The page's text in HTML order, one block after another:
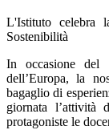
L'Istituto celebra
Sostenibilità
In occasione
dell’Europa, la
bagaglio di
giornata
protagoniste le